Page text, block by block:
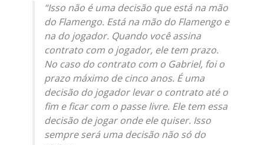
“Isso não é uma decisão que está na mão
do Flamengo. Está na mão do Flamengo e
na do jogador. Quando você assina
contrato com o jogador, ele tem prazo.
No caso do contrato com o Gabriel, foi o
prazo máximo de cinco anos. É uma
decisão do jogador levar o contrato até o
fim e ficar com o passe livre. Ele tem essa
decisão de jogar onde ele quiser. Isso
sempre será uma decisão não só do